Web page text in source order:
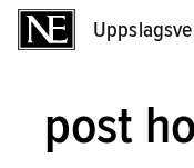
post